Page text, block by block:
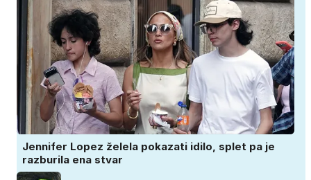
Jennifer Lopez želela pokazati idilo, splet pa je
razburila ena stvar